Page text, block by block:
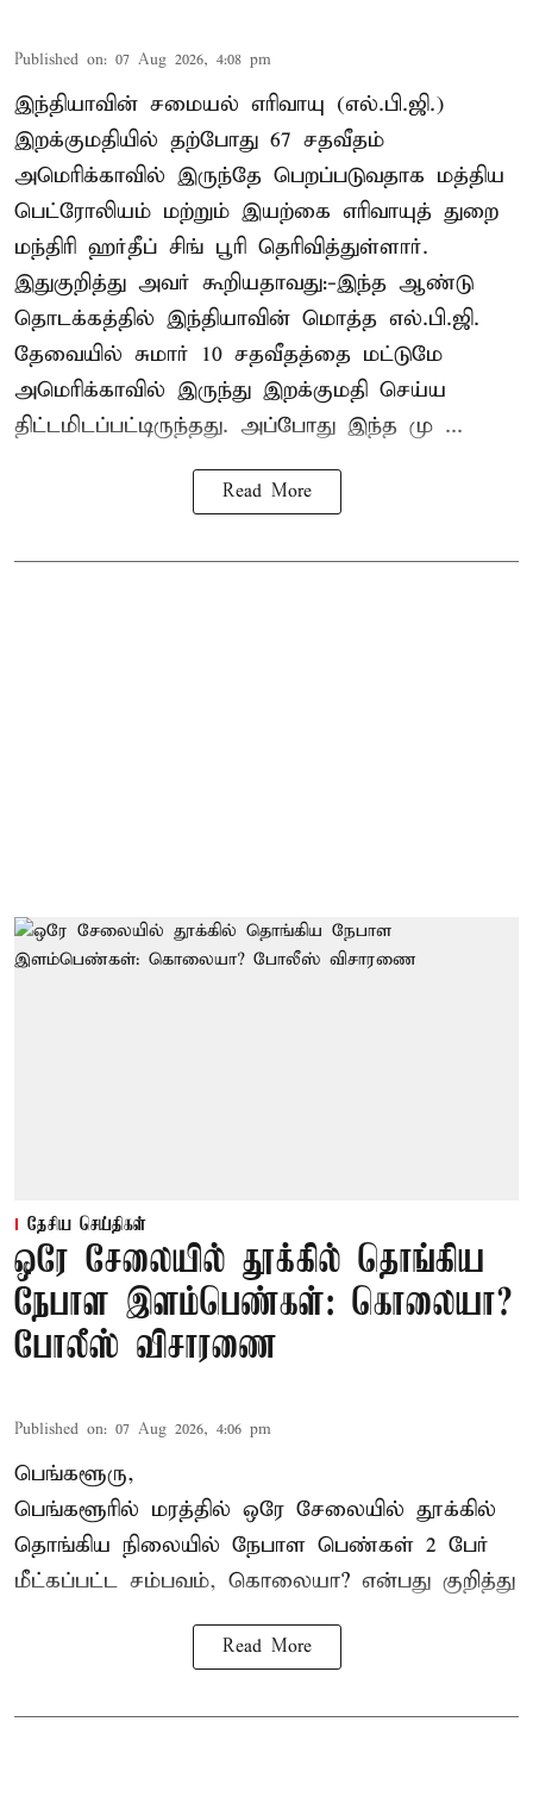
Published on: 07 Aug 2026, 4:08 pm
இந்தியாவின் சமையல் எரிவாயு (எல்.பி.ஜி.)
இறக்குமதியில் தற்போது 67 சதவீதம்
அமெரிக்காவில் இருந்தே பெறப்படுவதாக மத்திய
பெட்ரோலியம் மற்றும் இயற்கை எரிவாயுத் துறை
மந்திரி ஹர்தீப் சிங் பூரி தெரிவித்துள்ளார்.
இதுகுறித்து அவர் கூறியதாவது:-இந்த ஆண்டு
தொடக்கத்தில் இந்தியாவின் மொத்த எல்.பி.ஜி.
தேவையில் சுமார் 10 சதவீதத்தை மட்டுமே
அமெரிக்காவில் இருந்து இறக்குமதி செய்ய
திட்டமிடப்பட்டிருந்தது. அப்போது இந்த மு ...
Read More
தேசிய செய்திகள்
ஒரே சேலையில் தூக்கில் தொங்கிய
நேபாள இளம்பெண்கள்: கொலையா?
போலீஸ் விசாரணை
Published on: 07 Aug 2026, 4:06 pm
பெங்களூரு,
பெங்களூரில் மரத்தில் ஒரே சேலையில் தூக்கில்
தொங்கிய நிலையில் நேபாள பெண்கள் 2 பேர்
மீட்கப்பட்ட சம்பவம், கொலையா? என்பது குறித்து
Read More